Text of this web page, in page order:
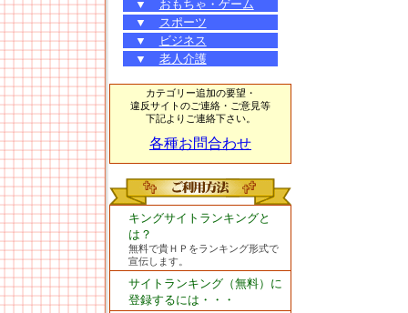
▼
おもちゃ・ゲーム
▼
スポーツ
▼
ビジネス
▼
老人介護
カテゴリー追加の要望・
違反サイトのご連絡・ご意見等
下記よりご連絡下さい。
各種お問合わせ
キングサイトランキングと
は？
無料で貴ＨＰをランキング形式で
宣伝します。
サイトランキング（無料）に
登録するには・・・